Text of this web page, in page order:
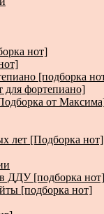
нот]
[подборка
для фортепиано]
от
лет [Подборка нот]
ДДУ [подборка нот]
[подборка нот]